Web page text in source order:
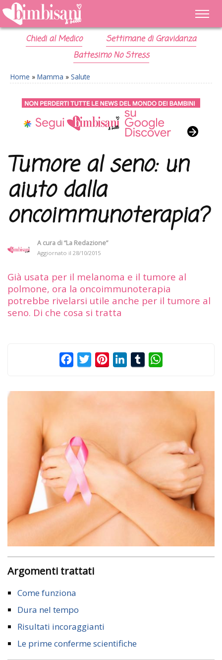
Chiedi al Medico
Settimane di Gravidanza
Battesimo No Stress
Home » Mamma » Salute
Tumore al seno: un
aiuto dalla
oncoimmunoterapia?
A cura di“La Redazione”
Aggiornato il 28/10/2015
Già usata per il melanoma e il tumore al
polmone, ora la oncoimmunoterapia
potrebbe rivelarsi utile anche per il tumore al
seno. Di che cosa si tratta
FacebookTwitterPinterestLinkedInTumblr
Argomenti trattati
Come funziona
Dura nel tempo
Risultati incoraggianti
Le prime conferme scientifiche